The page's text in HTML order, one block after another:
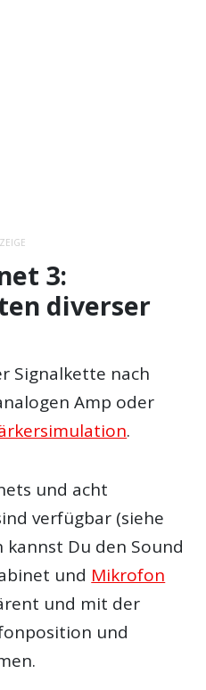
3:
diverser
Signalkette nach
Amp oder
.
und acht
verfügbar (siehe
kannst Du den Sound
und Mikrofon
und mit der
und